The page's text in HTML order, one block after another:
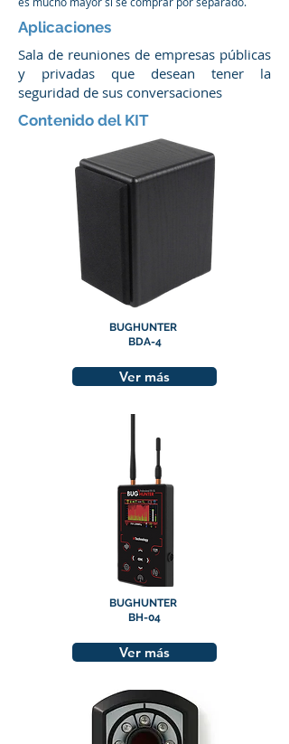
Aplicaciones
Sala de reuniones de empresas públicas
y privadas que desean tener la
seguridad de sus conversaciones
Contenido del KIT
BUGHUNTER
BDA-4
Ver más
BUGHUNTER
BH-04
Ver más